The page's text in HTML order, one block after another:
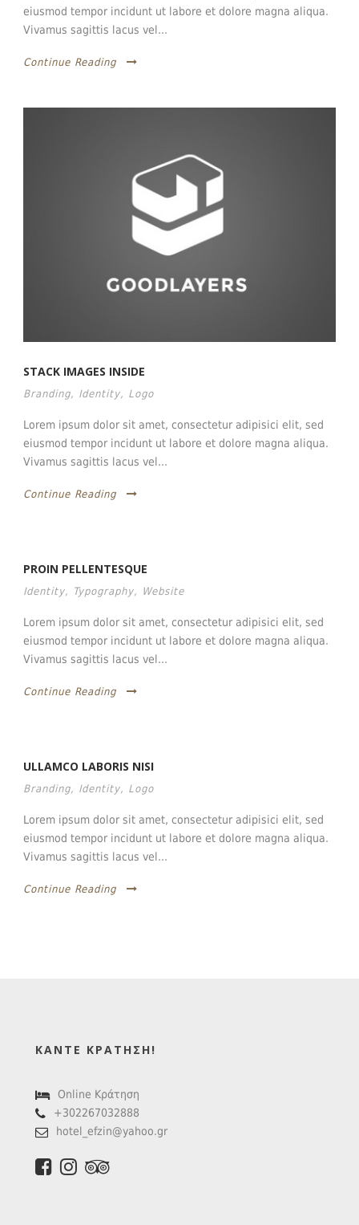
eiusmod tempor incidunt ut labore et dolore magna aliqua.
Vivamus sagittis lacus vel...
Continue Reading
STACK IMAGES INSIDE
Branding, Identity, Logo
Lorem ipsum dolor sit amet, consectetur adipisici elit, sed
eiusmod tempor incidunt ut labore et dolore magna aliqua.
Vivamus sagittis lacus vel...
Continue Reading
PROIN PELLENTESQUE
Identity, Typography, Website
Lorem ipsum dolor sit amet, consectetur adipisici elit, sed
eiusmod tempor incidunt ut labore et dolore magna aliqua.
Vivamus sagittis lacus vel...
Continue Reading
ULLAMCO LABORIS NISI
Branding, Identity, Logo
Lorem ipsum dolor sit amet, consectetur adipisici elit, sed
eiusmod tempor incidunt ut labore et dolore magna aliqua.
Vivamus sagittis lacus vel...
Continue Reading
ΚΆΝΤΕ ΚΡΆΤΗΣΗ!
Online Κράτηση
+302267032888
hotel_efzin@yahoo.gr